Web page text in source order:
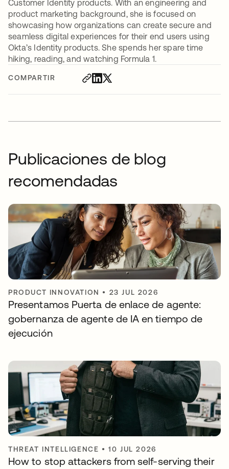
COMPARTIR
Customer Identity products. With an engineering and
product marketing background, she is focused on
showcasing how organizations can create secure and
seamless digital experiences for their end users using
Okta’s Identity products. She spends her spare time
hiking, reading, and watching Formula 1.
Publicaciones de blog
recomendadas
PRODUCT INNOVATION • 23 JUL 2026
Presentamos Puerta de enlace de agente:
gobernanza de agente de IA en tiempo de
ejecución
THREAT INTELLIGENCE •10 JUL 2026
How to stop attackers from self-serving their